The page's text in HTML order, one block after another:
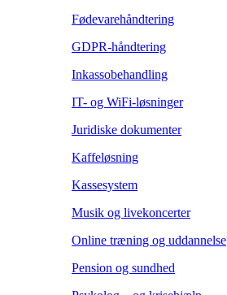
Fødevarehåndtering
GDPR-håndtering
Inkassobehandling
IT- og WiFi-løsninger
Juridiske dokumenter
Kaffeløsning
Kassesystem
Musik og livekoncerter
Online træning og uddannelse
Pension og sundhed